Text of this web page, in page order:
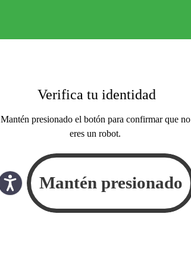
Verifica tu identidad
Mantén presionado el botón para confirmar que no
eres un robot.